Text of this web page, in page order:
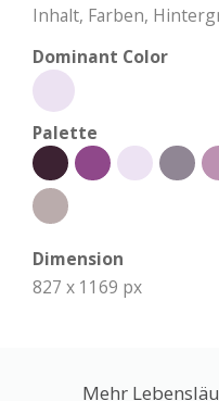
Inhalt, Farben,
Dominant Color
Palette
Dimension
827 x 1169 px
Mehr